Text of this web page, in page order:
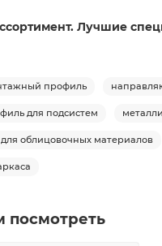
Лучшие
профиль
для подсистем
для облицовочных материалов
посмотреть